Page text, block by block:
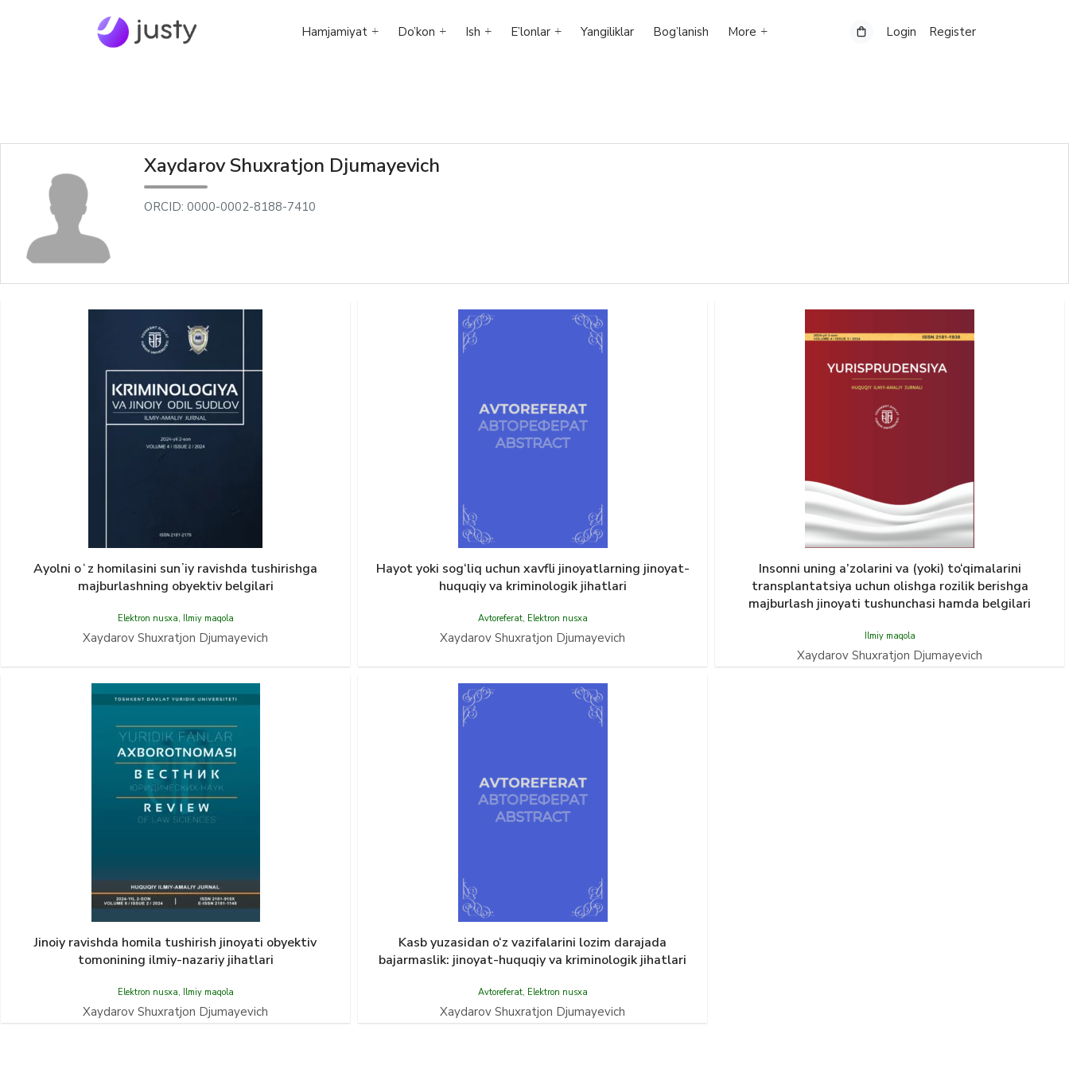
Hamjamiyat Do’kon Ish E’lonlar Yangiliklar Bog’lanish More Login Register
Xaydarov Shuxratjon Djumayevich
ORCID: 0000-0002-8188-7410
Ayolni oʻz homilasini sunʼiy ravishda tushirishga
majburlashning obyektiv belgilari
Elektron nusxa, Ilmiy maqola
Xaydarov Shuxratjon Djumayevich
Hayot yoki sog‘liq uchun xavfli jinoyatlarning jinoyat-
huquqiy va kriminologik jihatlari
Avtoreferat, Elektron nusxa
Xaydarov Shuxratjon Djumayevich
Insonni uning a’zolarini va (yoki) to‘qimalarini
transplantatsiya uchun olishga rozilik berishga
majburlash jinoyati tushunchasi hamda belgilari
Ilmiy maqola
Xaydarov Shuxratjon Djumayevich
Jinoiy ravishda homila tushirish jinoyati obyektiv
tomonining ilmiy-nazariy jihatlari
Elektron nusxa, Ilmiy maqola
Xaydarov Shuxratjon Djumayevich
Kasb yuzasidan o‘z vazifalarini lozim darajada
bajarmaslik: jinoyat-huquqiy va kriminologik jihatlari
Avtoreferat, Elektron nusxa
Xaydarov Shuxratjon Djumayevich